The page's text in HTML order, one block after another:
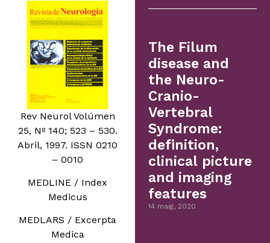
Rev Neurol Volúmen
25, Nº 140; 523 – 530.
Abril, 1997. ISSN 0210
– 0010
MEDLINE / Index
Medicus
MEDLARS / Excerpta
Medica
The Filum
disease and
the Neuro-
Cranio-
Vertebral
Syndrome:
definition,
clinical picture
and imaging
features
14 maig, 2020